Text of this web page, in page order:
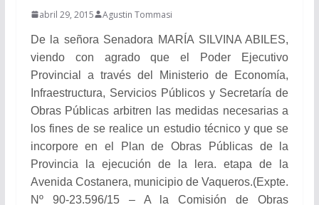
abril 29, 2015 Agustin Tommasi
De la señora Senadora MARÍA SILVINA ABILES,
viendo con agrado que el Poder Ejecutivo
Provincial a través del Ministerio de Economía,
Infraestructura, Servicios Públicos y Secretaría de
Obras Públicas arbitren las medidas necesarias a
los fines de se realice un estudio técnico y que se
incorpore en el Plan de Obras Públicas de la
Provincia la ejecución de la lera. etapa de la
Avenida Costanera, municipio de Vaqueros.(Expte.
Nº 90-23.596/15 – A la Comisión de Obras